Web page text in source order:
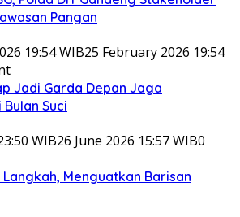
Pangan
19:54 WIB25 February 2026 19:54
Jadi Garda Depan Jaga
Suci
WIB26 June 2026 15:57 WIB0
Langkah, Menguatkan Barisan